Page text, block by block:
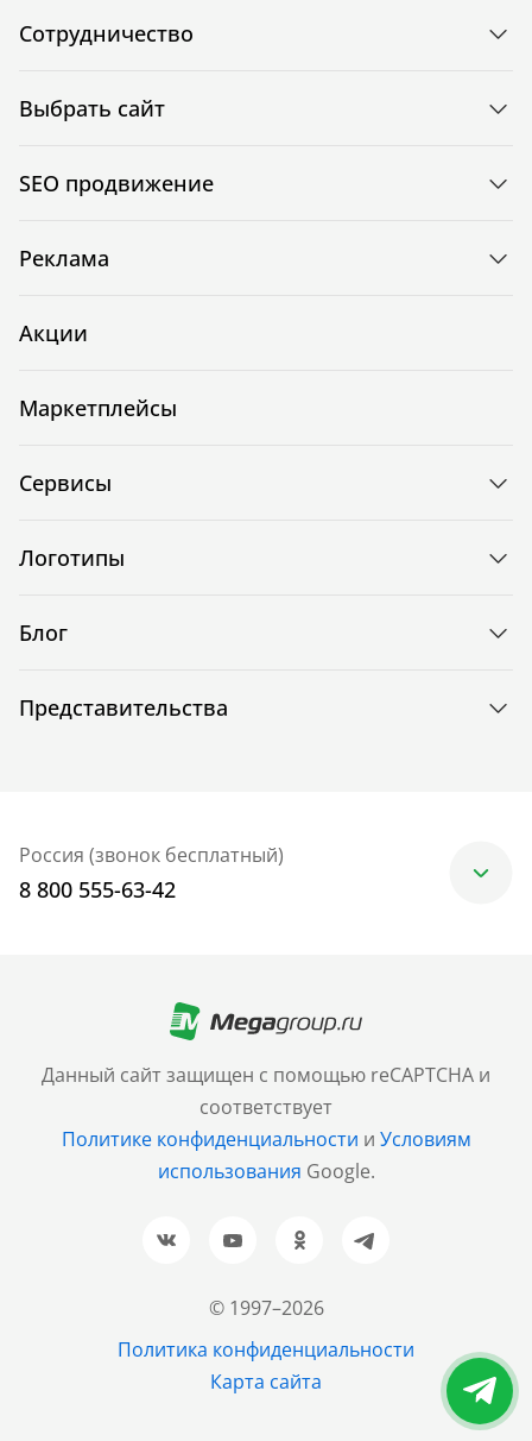
© 1997–2026
Политика конфиденциальности
Карта сайта
Данный сайт защищен с помощью reCAPTCHA и
соответствует
Политике конфиденциальности и Условиям
использования Google.
Сотрудничество
Выбрать сайт
SEO продвижение
Реклама
Акции
Маркетплейсы
Сервисы
Логотипы
Блог
Представительства
Россия (звонок бесплатный)
8 800 555-63-42
+7 (499) 705-30-10
Санкт-Петербург
+7 (812) 600-77-33
Барнаул
+7 (961) 999-93-93
Новосибирск
+7 (843) 202-37-37